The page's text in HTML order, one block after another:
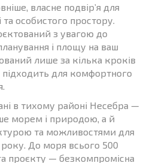
власне подвір’я для
особистого простору.
з увагою до
і площу на ваш
лише за кілька кроків
підходить для комфортного
в тихому районі Несебра —
морем і природою, а й
та можливостями для
До моря всього 500
проєкту — безкомпромісна